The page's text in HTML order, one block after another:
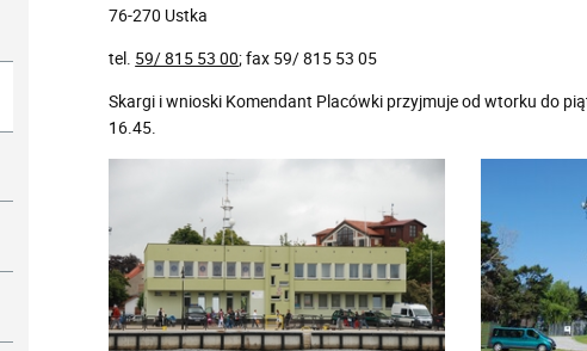
76-270 Ustka
tel. 59/ 815 53 00; fax 59/ 815 53 05
Skargi i wnioski Komendant Placówki przyjmuje od wtorku do
16.45.